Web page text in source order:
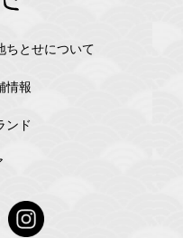
ちとせについて
情報
ンド